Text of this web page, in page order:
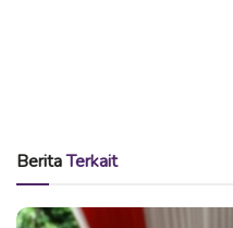
BeritaTerkait